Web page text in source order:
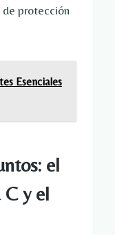
de protección
Esenciales
el
C y el